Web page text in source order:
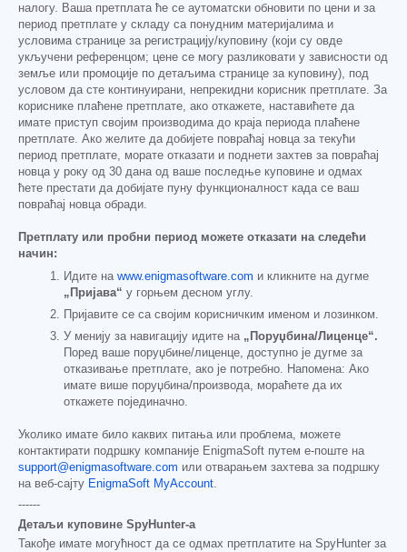
налогу. Ваша претплата ће се аутоматски обновити по цени и за
период претплате у складу са понудним материјалима и
условима странице за регистрацију/куповину (који су овде
укључени референцом; цене се могу разликовати у зависности од
земље или промоције по детаљима странице за куповину), под
условом да сте континуирани, непрекидни корисник претплате. За
кориснике плаћене претплате, ако откажете, наставићете да
имате приступ својим производима до краја периода плаћене
претплате. Ако желите да добијете повраћај новца за текући
период претплате, морате отказати и поднети захтев за повраћај
новца у року од 30 дана од ваше последње куповине и одмах
ћете престати да добијате пуну функционалност када се ваш
повраћај новца обради.
Претплату или пробни период можете отказати на следећи
начин:
Идите на www.enigmasoftware.com и кликните на дугме
„Пријава“ у горњем десном углу.
Пријавите се са својим корисничким именом и лозинком.
У менију за навигацију идите на „Поруџбина/Лиценце“.
Поред ваше поруџбине/лиценце, доступно је дугме за
отказивање претплате, ако је потребно. Напомена: Ако
имате више поруџбина/производа, мораћете да их
откажете појединачно.
Уколико имате било каквих питања или проблема, можете
контактирати подршку компаније EnigmaSoft путем е-поште на
support@enigmasoftware.com или отварањем захтева за подршку
на веб-сајту EnigmaSoft MyAccount.
------
Детаљи куповине SpyHunter-а
Такође имате могућност да се одмах претплатите на SpyHunter за